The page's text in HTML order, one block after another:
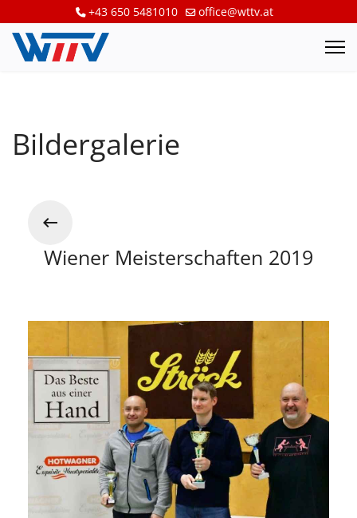
+43 650 5481010 office@wttv.at
Bildergalerie
Wiener Meisterschaften 2019